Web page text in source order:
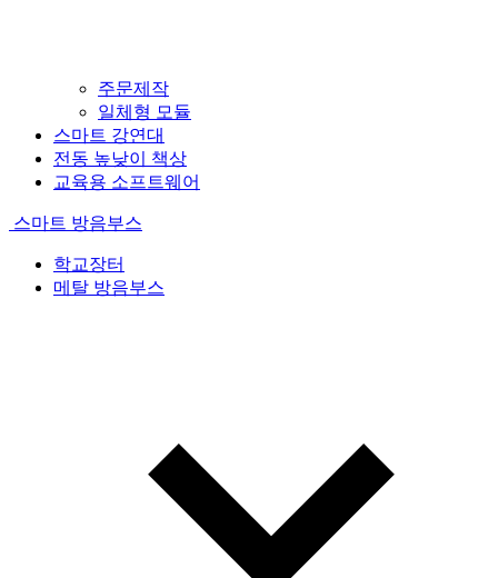
주문제작
일체형 모듈
스마트 강연대
전동 높낮이 책상
교육용 소프트웨어
스마트 방음부스
학교장터
메탈 방음부스